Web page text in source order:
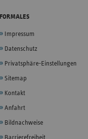
FORMALES
Impressum
Datenschutz
Privatsphäre-Einstellungen
Sitemap
Kontakt
Anfahrt
Bildnachweise